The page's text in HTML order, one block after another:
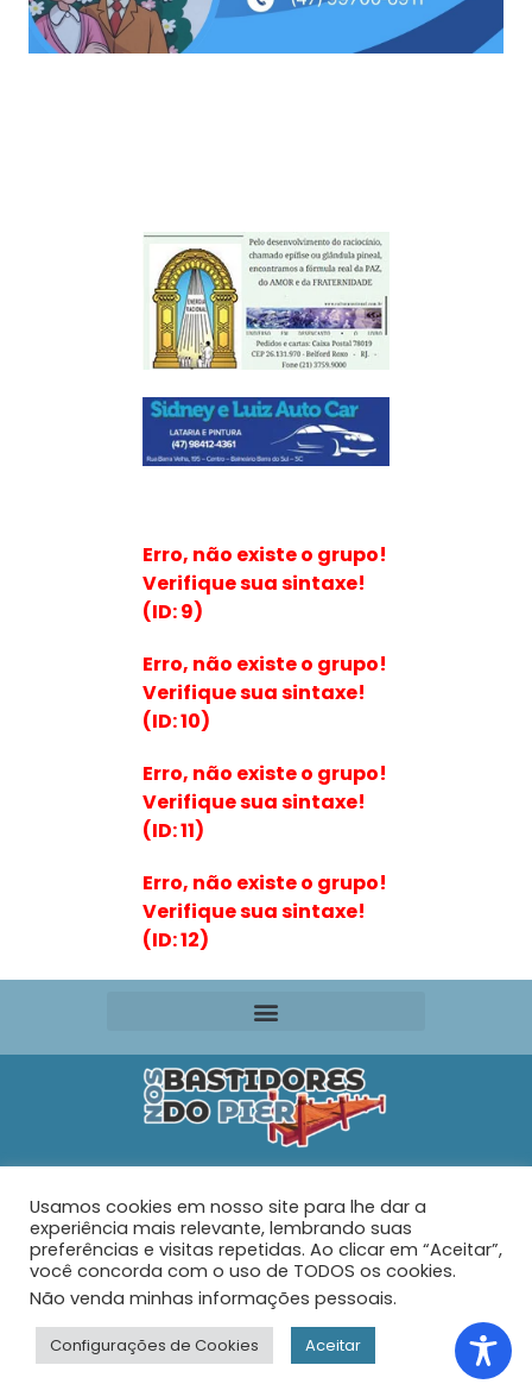
Erro, não existe o grupo!
Verifique sua sintaxe!
(ID: 9)
Erro, não existe o grupo!
Verifique sua sintaxe!
(ID: 10)
Erro, não existe o grupo!
Verifique sua sintaxe!
(ID: 11)
Erro, não existe o grupo!
Verifique sua sintaxe!
(ID: 12)
Rua Maria de Souza Santos Nº 159 – AP 401 –
Tabuleiro – Barra Velha – SC
© 2026 - Nos Bastidores do Pier - Todos os direitos
reservados.
Desenvolvido com muito ♥ por
Web Joinville Agência Digital
Usamos cookies em nosso site para lhe dar a
experiência mais relevante, lembrando suas
preferências e visitas repetidas. Ao clicar em “Aceitar”,
você concorda com o uso de TODOS os cookies.
Não venda minhas informações pessoais.
Configurações de Cookies Aceitar